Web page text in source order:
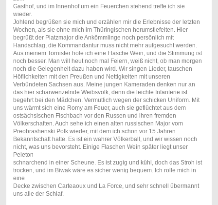
Gasthof, und im Innenhof um ein Feuerchen stehend treffe ich sie
wieder.
Johlend begrüßen sie mich und erzählen mir die Erlebnisse der letzten
Wochen, als sie ohne mich im Thüringischen herumstiefelten. Hier
begrüßt der Platzmajor die Ankömmlinge noch persönlich mit
Handschlag, die Kommandantur muss nicht mehr aufgesucht werden.
Aus meinem Tornister hole ich eine Flasche Wein, und die Stimmung ist
noch besser. Man will heut noch mal Feiern, weiß nicht, ob man morgen
noch die Gelegenheit dazu haben wird. Wir singen Lieder, tauschen
Höflichkeiten mit den Preußen und Nettigkeiten mit unseren
Verbündeten Sachsen aus. Meine jungen Kameraden denken nur an
das hier scharwenzelnde Weibsvolk, denn die leichte Infanterie ist
begehrt bei den Mädchen. Vermutlich wegen der schicken Uniform. Mit
uns wärmt sich eine Romy am Feuer, auch sie geflüchtet aus dem
ostsächsischen Fischbach vor den Russen und ihren fremden
Völkerschaften. Auch sehe ich einen alten russischen Major vom
Preobrashenski Polk wieder, mit dem ich schon vor 15 Jahren
Bekanntschaft hatte. Es ist ein wahrer Völkerball, und wir wissen noch
nicht, was uns bevorsteht. Einige Flaschen Wein später liegt unser
Peleton
schnarchend in einer Scheune. Es ist zugig und kühl, doch das Stroh ist
trocken, und im Biwak wäre es sicher wenig bequem. Ich rolle mich in
eine
Decke zwischen Carteaoux und La Force, und sehr schnell übermannt
uns alle der Schlaf.